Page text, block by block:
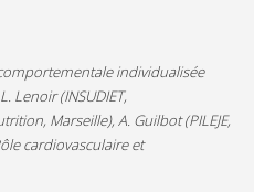
individualisée
Lenoir (INSUDIET,
Marseille), A. Guilbot (PILEJE,
cardiovasculaire et